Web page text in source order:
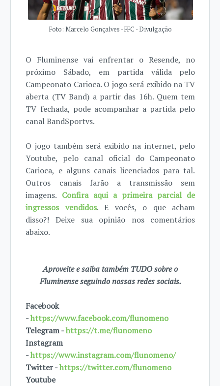
Foto: Marcelo Gonçalves - FFC - Divulgação
O Fluminense vai enfrentar o Resende, no
próximo Sábado, em partida válida pelo
Campeonato Carioca. O jogo será exibido na TV
aberta (TV Band) a partir das 16h. Quem tem
TV fechada, pode acompanhar a partida pelo
canal BandSportvs.
O jogo também será exibido na internet, pelo
Youtube, pelo canal oficial do Campeonato
Carioca, e alguns canais licenciados para tal.
Outros canais farão a transmissão sem
imagens. Confira aqui a primeira parcial de
ingressos vendidos. E vocês, o que acham
disso?! Deixe sua opinião nos comentários
abaixo.
Aproveite e saiba também TUDO sobre o
Fluminense seguindo nossas redes sociais.
Facebook
-https://www.facebook.com/flunomeno
Telegram -https://t.me/flunomeno
Instagram
-https://www.instagram.com/flunomeno/
Twitter -https://twitter.com/flunomeno
Youtube